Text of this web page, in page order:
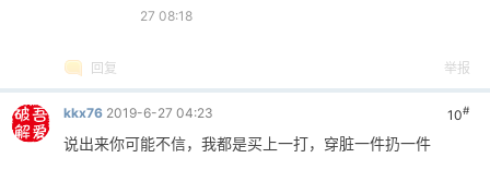
27 08:18
回复 举报
10#
kkx76 2019-6-27 04:23
说出来你可能不信，我都是买上一打，穿脏一件扔一件